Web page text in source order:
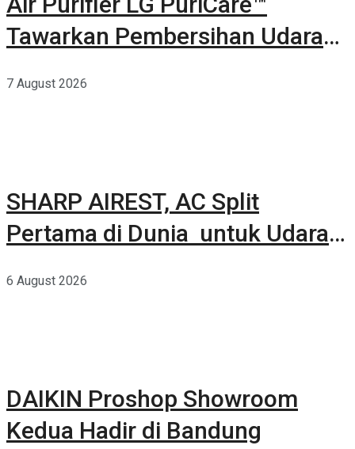
Tawarkan Pembersihan Udara
7 August 2026
SHARP AIREST, AC Split
Pertama di Dunia untuk Udara
6 August 2026
DAIKIN Proshop Showroom
Kedua Hadir di Bandung